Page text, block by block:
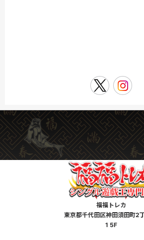
福福トレカ
東京都千代田区神田須田町2
1 5F